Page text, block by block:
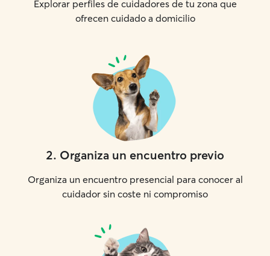
Explorar perfiles de cuidadores de tu zona que
ofrecen cuidado a domicilio
2. Organiza un encuentro previo
Organiza un encuentro presencial para conocer al
cuidador sin coste ni compromiso